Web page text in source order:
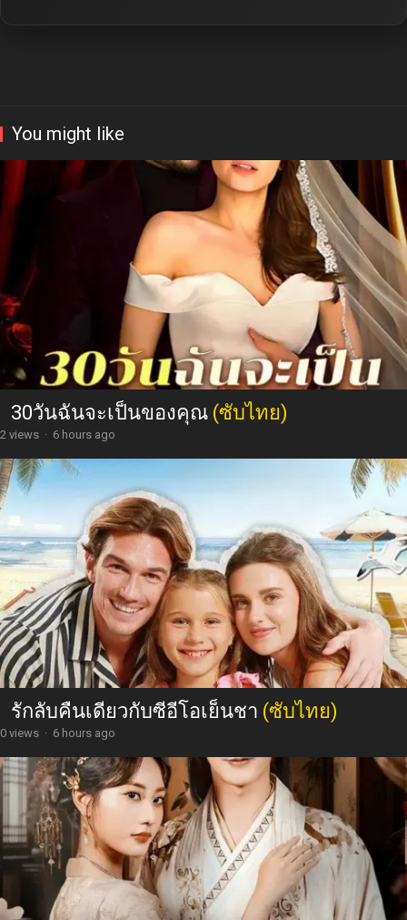
You might like
30วันฉันจะเป็นของคุณ (ซับไทย)
2 views · 6 hours ago
รักลับคืนเดียวกับซีอีโอเย็นชา (ซับไทย)
0 views · 6 hours ago